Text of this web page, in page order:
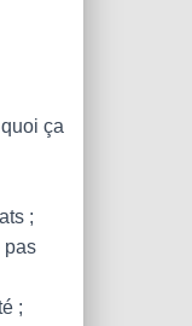
ça
;
pas
;